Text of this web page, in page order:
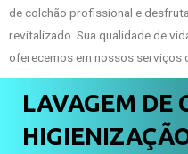
de colchão profissional e
revitalizado. Sua qualidade de
oferecemos em nossos serviços
LAVAGEM DE